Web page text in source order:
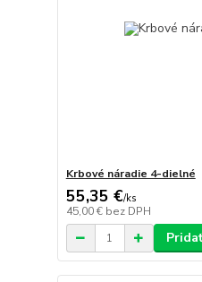
Krbové náradie 4-dielné
55,35 €/ks
45,00 € bez DPH